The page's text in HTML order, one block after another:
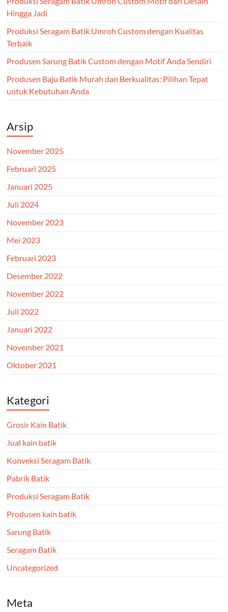
Hingga Jadi
Produksi Seragam Batik Umroh Custom dengan Kualitas
Terbaik
Produsen Sarung Batik Custom dengan Motif Anda Sendiri
Produsen Baju Batik Murah dan Berkualitas: Pilihan Tepat
untuk Kebutuhan Anda
Arsip
November 2025
Februari 2025
Januari 2025
Juli 2024
November 2023
Mei 2023
Februari 2023
Desember 2022
November 2022
Juli 2022
Januari 2022
November 2021
Oktober 2021
Kategori
Grosir Kain Batik
Jual kain batik
Konveksi Seragam Batik
Pabrik Batik
Produksi Seragam Batik
Produsen kain batik
Sarung Batik
Seragam Batik
Uncategorized
Meta